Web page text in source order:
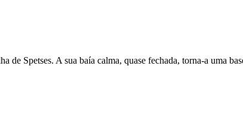
de Spetses. A sua baía calma, quase fechada, torna-a uma